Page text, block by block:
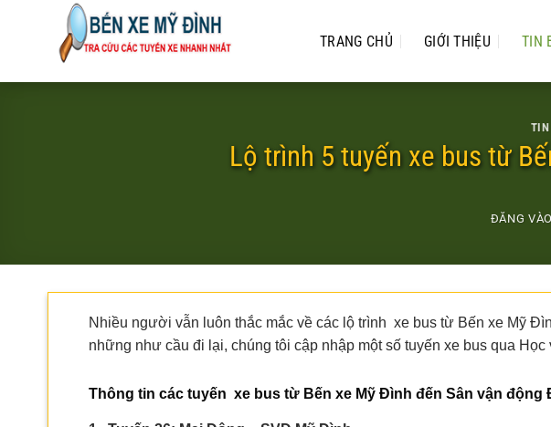
dung
TRANG CHỦ GIỚI THIỆU TIN
TIN
Lộ trình 5 tuyến xe bus từ
ĐĂNG VÀO
Nhiều người vẫn luôn thắc mắc về các lộ trình xe bus từ Bến xe Mỹ
những như cầu đi lại, chúng tôi cập nhập một số tuyến xe bus qua
Thông tin các tuyến xe bus từ Bến xe Mỹ Đình đến Sân vận động